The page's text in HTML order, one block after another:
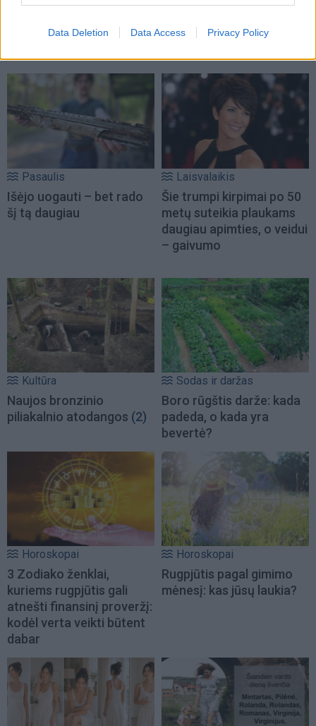
Data Deletion Data Access Privacy Policy
Pasaulis
Išėjo uogauti – bet rado
šį tą daugiau
Laisvalaikis
Šie trumpi kirpimai po 50
metų suteikia plaukams
daugiau apimties, o veidui
– gaivumo
Kultūra
Naujos bronzinio
piliakalnio atodangos (2)
Sodas ir daržas
Boro rūgštis darže: kada
padeda, o kada yra
bevertė?
Horoskopai
3 Zodiako ženklai,
kuriems rugpjūtis gali
atnešti finansinį proveržį:
kodėl verta veikti būtent
dabar
Horoskopai
Rugpjūtis pagal gimimo
mėnesį: kas jūsų laukia?